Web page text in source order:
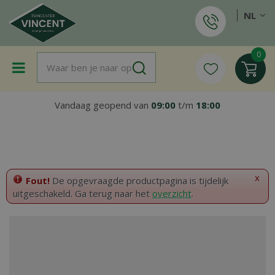
a
Vandaag geopend van 09:00 t/m 18:00
NL
x
Fout! De opgevraagde productpagina is tijdelijk
uitgeschakeld. Ga terug naar het overzicht.